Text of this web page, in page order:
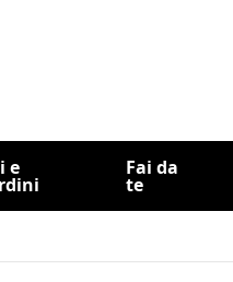
e Fai da
te